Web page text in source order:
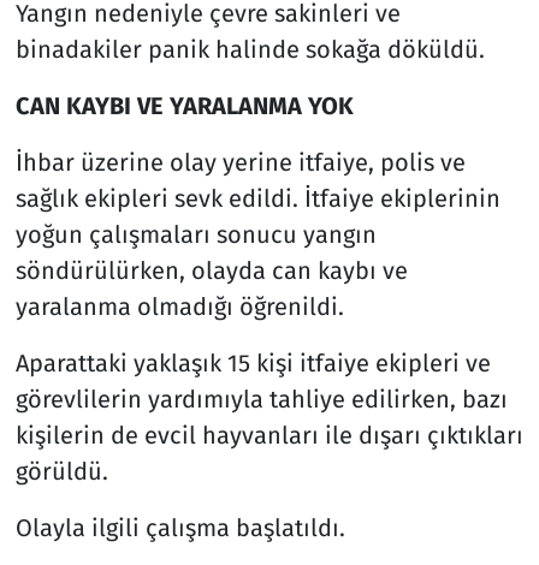
Yangın nedeniyle çevre sakinleri ve
binadakiler panik halinde sokağa döküldü.
CAN KAYBI VE YARALANMA YOK
İhbar üzerine olay yerine itfaiye, polis ve
sağlık ekipleri sevk edildi. İtfaiye ekiplerinin
yoğun çalışmaları sonucu yangın
söndürülürken, olayda can kaybı ve
yaralanma olmadığı öğrenildi.
Aparattaki yaklaşık 15 kişi itfaiye ekipleri ve
görevlilerin yardımıyla tahliye edilirken, bazı
kişilerin de evcil hayvanları ile dışarı çıktıkları
görüldü.
Olayla ilgili çalışma başlatıldı.